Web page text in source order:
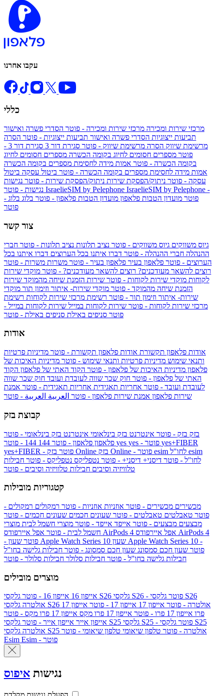
עקבו אחרנו
כללי
מרכזי שירות ומכירה מרכזי שירות ומכירה - פוטר הסדרי פשרה ואישור
תביעות ייצוגיות הסדרי פשרה ואישור תביעות ייצוגיות - פוטר הסרה
מרשימת שיווק הסרה מרשימת שיווק - פוטר סגירת דור 3
סגירת דור 3 -
פוטר מספרים חסומים לחיוג בקומה הכשרה מספרים חסומים לחיוג
בקומה הכשרה - פוטר אמות מידה לחסימת מספרים בקומה הכשרה
אמות מידה לחסימת מספרים בקומה הכשרה - פוטר ביטול עסקה ביטול
עסקה - פוטר ניתוק/הפסקת שירות ניתוק/הפסקת שירות - פוטר נגישות
IsraelieSIM by Pelephone IsraelieSIM by Pelephone -
פוטר מועדון הטבות פלאפון מועדון הטבות פלאפון - פוטר בלוג בלוג -
פוטר
צור קשר
גיוס משווקים גיוס משווקים - פוטר נציב תלונות נציב תלונות - פוטר חברי
ההנהלה חברי ההנהלה - פוטר דברו איתנו בכל הערוצים דברו איתנו בכל
הערוצים - פוטר פלאפון בעיר פלאפון בעיר - פוטר משרות משרות - פוטר
רוצים להשאר מעודכנים? רוצים להשאר מעודכנים? - פוטר מוקדי שירות
לקוחות מוקדי שירות לקוחות - פוטר שירות הזמנת שיחה מהמוקד שירות
הזמנת שיחה מהמוקד - פוטר מוקדי שירות- איתור וזימון תור מוקדי
שירות- איתור וזימון תור - פוטר רשימת מרכזי שירות לקוחות רשימת
מרכזי שירות לקוחות - פוטר שירות לקוחות במייל שירות לקוחות במייל -
פוטר סניפים באילת סניפים באילת - פוטר
אודות
אודות פלאפון תקשורת אודות פלאפון תקשורת - פוטר מדיניות פרטיות
ותנאי שימוש מדיניות פרטיות ותנאי שימוש - פוטר מדיניות האיכות של
פלאפון מדיניות האיכות של פלאפון - פוטר הקוד האתי של פלאפון הקוד
האתי של פלאפון - פוטר חוק שכר שווה לעובדת ועובד חוק שכר שווה
לעובדת ועובד - פוטר אחריות תאגידית אחריות תאגידית - פוטר אמנת
שירות פלאפון אמנת שירות פלאפון - פוטר العربية العربية - פוטר
קבוצת בזק
בזק בזק - פוטר אינטרנט בזק בינלאומי אינטרנט בזק בינלאומי - פוטר
פלאפון פלאפון - פוטר 144 yes
yes+FIBER
yes+FIBER - פוטר בזק Online
esim
לחו"ל - פוטר דיסני+ דיסני+ - פוטר נטפליקס נטפליקס - פוטר חבילות
טלוויזיה וסיבים חבילות טלוויזיה וסיבים - פוטר
קטגוריות מובילות
מכשירים מכשירים - פוטר אוזניות אוזניות - פוטר רמקולים רמקולים -
פוטר טאבלטים טאבלטים - פוטר שעונים חכמים שעונים חכמים - פוטר
מבצעים מבצעים - פוטר אייפד אייפד - פוטר מוצרי חשמל לבית מוצרי
חשמל לבית - פוטר אפל איירפודס AirPods 4 אפל איירפודס AirPods 4
- פוטר שעון Apple Watch Series 10 שעון Apple Watch Series 10 -
פוטר שעון חכם סמסונג שעון חכם סמסונג - פוטר חבילות גלישה בחו"ל
חבילות גלישה בחו"ל - פוטר חבילות סלולר חבילות סלולר - פוטר
מוצרים מובילים
אייפון 16 אייפון 16 - פוטר גלקסי S26 גלקסי S26 - פוטר גלקסי S26
אולטרה
גלקסי S26 אולטרה - פוטר אייפון 17 אייפון 17 - פוטר
אייפון 17
פרו אייפון 17 פרו - פוטר אייפון 17 פרו מקס
אייפון 17 פרו מקס - פוטר
אייפון אייר אייפון אייר - פוטר גלקסי S25 גלקסי S25 - פוטר גלקסי S25
אולטרה
גלקסי S25 אולטרה - פוטר טלפון שיאומי טלפון שיאומי - פוטר
Esim
Esim - פוטר
נגישות איפוס